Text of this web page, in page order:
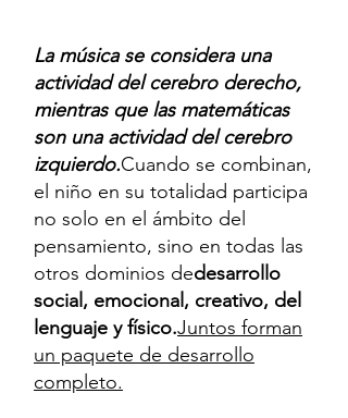
La música se considera una
actividad del cerebro derecho,
mientras que las matemáticas
son una actividad del cerebro
izquierdo.Cuando se combinan,
el niño en su totalidad participa
no solo en el ámbito del
pensamiento, sino en todas las
otros dominios dedesarrollo
social, emocional, creativo, del
lenguaje y físico.Juntos forman
un paquete de desarrollo
completo.